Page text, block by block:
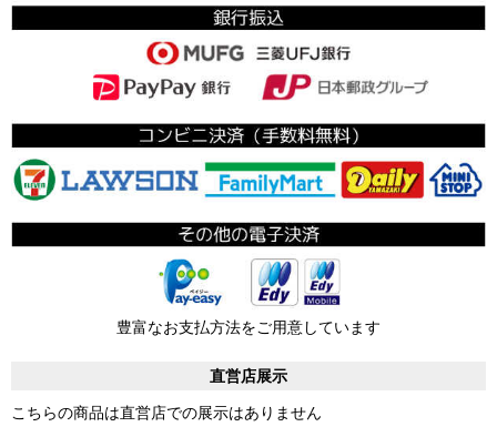
豊富なお支払方法をご用意しています
直営店展示
こちらの商品は直営店での展示はありません